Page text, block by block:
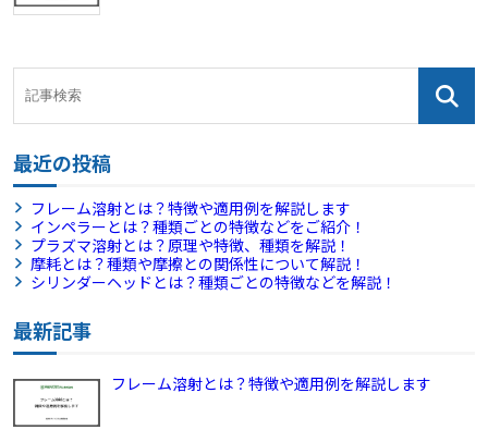
最近の投稿
フレーム溶射とは？特徴や適用例を解説します
インペラーとは？種類ごとの特徴などをご紹介！
プラズマ溶射とは？原理や特徴、種類を解説！
摩耗とは？種類や摩擦との関係性について解説！
シリンダーヘッドとは？種類ごとの特徴などを解説！
最新記事
フレーム溶射とは？特徴や適用例を解説します